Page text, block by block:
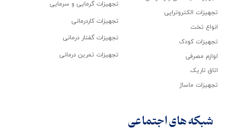
تجهیزات الکتروتراپی
انواع تخت
تجهیزات کودک
لوازم مصرفی
اتاق تاریک
تجهیزات ماساژ
تجهیزات گرمایی و سرمایی
تجهیزات کاردرمانی
تجهیزات گفتار درمانی
تجهیزات تمرین درمانی
شبکه های اجتماعی